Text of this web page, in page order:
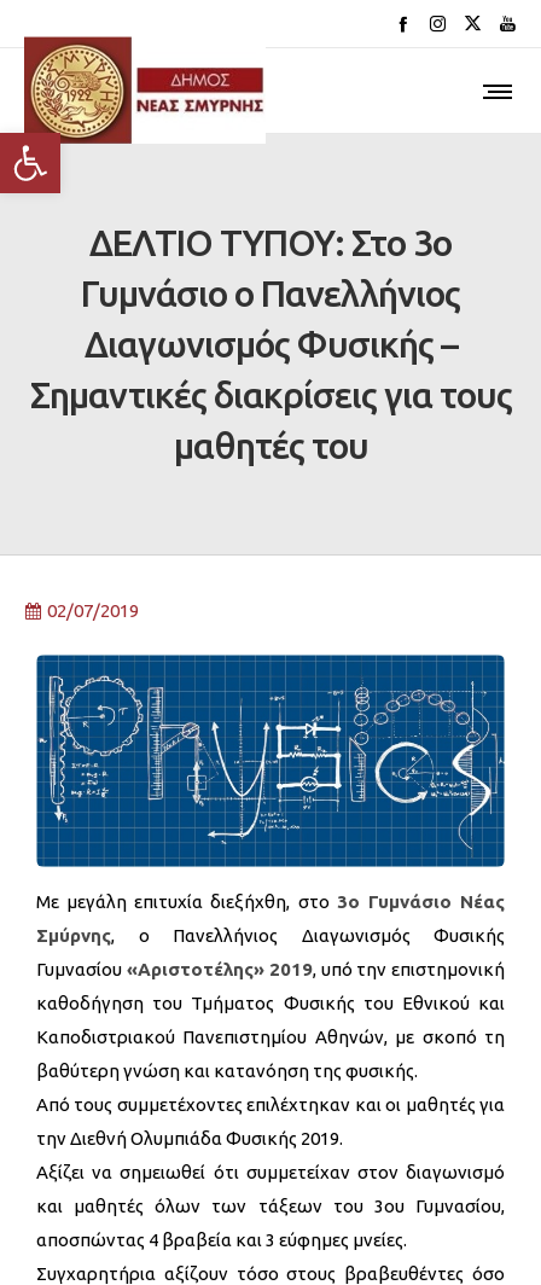
Ανοίξτε τη γραμμή εργαλείων
ΔΕΛΤΙΟ ΤΥΠΟΥ: Στο 3ο
Γυμνάσιο ο Πανελλήνιος
Διαγωνισμός Φυσικής –
Σημαντικές διακρίσεις για τους
μαθητές του
02/07/2019
Με μεγάλη επιτυχία διεξήχθη, στο 3ο Γυμνάσιο Νέας
Σμύρνης, ο Πανελλήνιος Διαγωνισμός Φυσικής
Γυμνασίου «Αριστοτέλης» 2019, υπό την επιστημονική
καθοδήγηση του Τμήματος Φυσικής του Εθνικού και
Καποδιστριακού Πανεπιστημίου Αθηνών, με σκοπό τη
βαθύτερη γνώση και κατανόηση της φυσικής.
Από τους συμμετέχοντες επιλέχτηκαν και οι μαθητές για
την Διεθνή Ολυμπιάδα Φυσικής 2019.
Αξίζει να σημειωθεί ότι συμμετείχαν στον διαγωνισμό
και μαθητές όλων των τάξεων του 3ου Γυμνασίου,
αποσπώντας 4 βραβεία και 3 εύφημες μνείες.
Συγχαρητήρια αξίζουν τόσο στους βραβευθέντες όσο